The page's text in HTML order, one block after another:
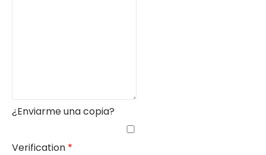
¿Enviarme una copia?
Verification *